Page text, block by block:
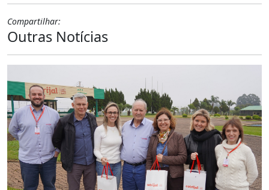
Compartilhar:
Outras Notícias